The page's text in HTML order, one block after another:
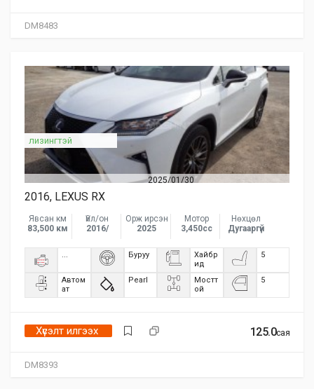
DM8483
2025/01/30
DM8393
лизингтэй
2016, LEXUS RX
Явсан км
83,500 км
Үйл/он
2016/
Орж ирсэн
2025
Мотор
3,450сс
Нөхцөл
Дугааргүй
... Буруу
Хайбр
ид
5
Автом
ат
Pearl
Мостт
ой
5
125.0сая
Хүсэлт илгээх